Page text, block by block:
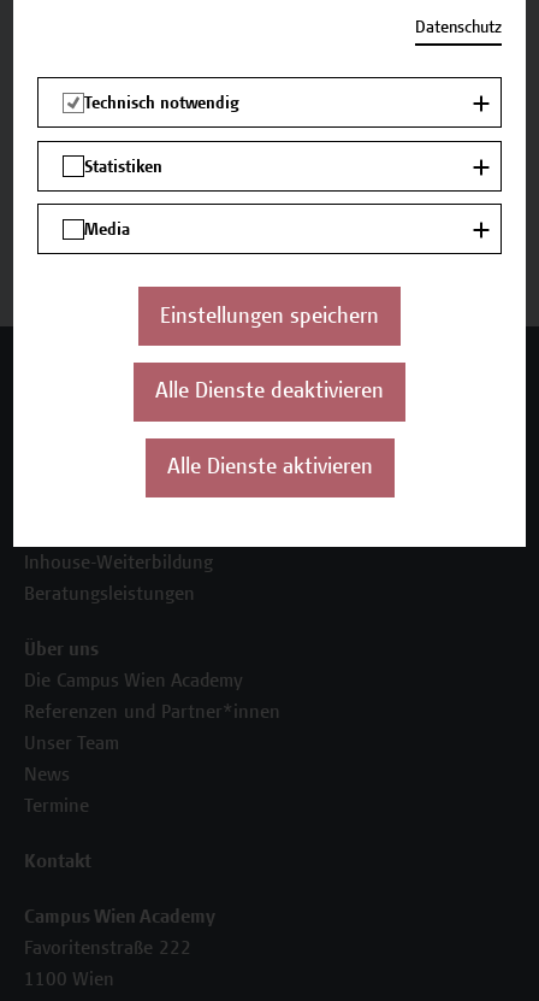
Beschreibung
Termine und Anmeldung
Unser Angebot
Inhouse-Weiterbildung
Beratungsleistungen
Über uns
Die Campus Wien Academy
Referenzen und Partner*innen
Unser Team
News
Termine
Kontakt
Campus Wien Academy
Favoritenstraße 222
1100 Wien
Datenschutz
Technisch notwendig
Statistiken
Media
Einstellungen speichern
Alle Dienste deaktivieren
Alle Dienste aktivieren